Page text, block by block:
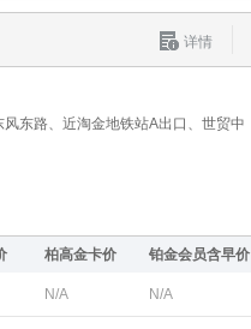
详情
东路、近淘金地铁站A出口、世贸中
柏高金卡价 铂金会员含早价
N/A N/A